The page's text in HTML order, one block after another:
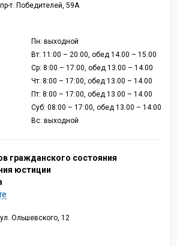
т. Победителей, 59А
Пн: выходной
Вт: 11:00 – 20:00, обед 14.00 – 15.00
Ср: 8:00 – 17:00, обед 13.00 – 14.00
Чт: 8:00 – 17:00, обед 13.00 – 14.00
Пт: 8:00 – 17:00, обед 13.00 – 14.00
Суб: 08:00 – 17:00, обед 13.00 – 14.00
Вс: выходной
гражданского состояния
юстиции
Ольшевского, 12